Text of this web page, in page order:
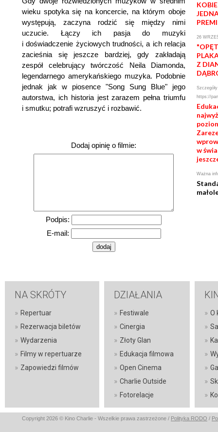
wieku spotyka się na koncercie, na którym oboje
występują, zaczyna rodzić się między nimi
uczucie. Łączy ich pasja do muzyki
i doświadczenie życiowych trudności, a ich relacja
zacieśnia się jeszcze bardziej, gdy zakładają
zespół celebrujący twórczość Neila Diamonda,
legendarnego amerykańskiego muzyka. Podobnie
jednak jak w piosence "Song Sung Blue" jego
autorstwa, ich historia jest zarazem pełna triumfu
i smutku; potrafi wzruszyć i rozbawić.
Dodaj opinię o filmie:
Podpis:
E-mail:
26
Z
https://
w
Ważna
NA SKRÓTY
» Repertuar
» Rezerwacja biletów
» Wydarzenia
» Filmy w repertuarze
» Zapowiedzi filmów
DZIAŁANIA
» Festiwale
» Cinergia
» Złoty Glan
» Edukacja filmowa
» Open Cinema
» Charlie Outside
» Fotorelacje
» O
»
»
»
»
»
»
Copyright 2026 © Kino Charlie - Wszelkie prawa zastrzeżone / Polityka RODO /